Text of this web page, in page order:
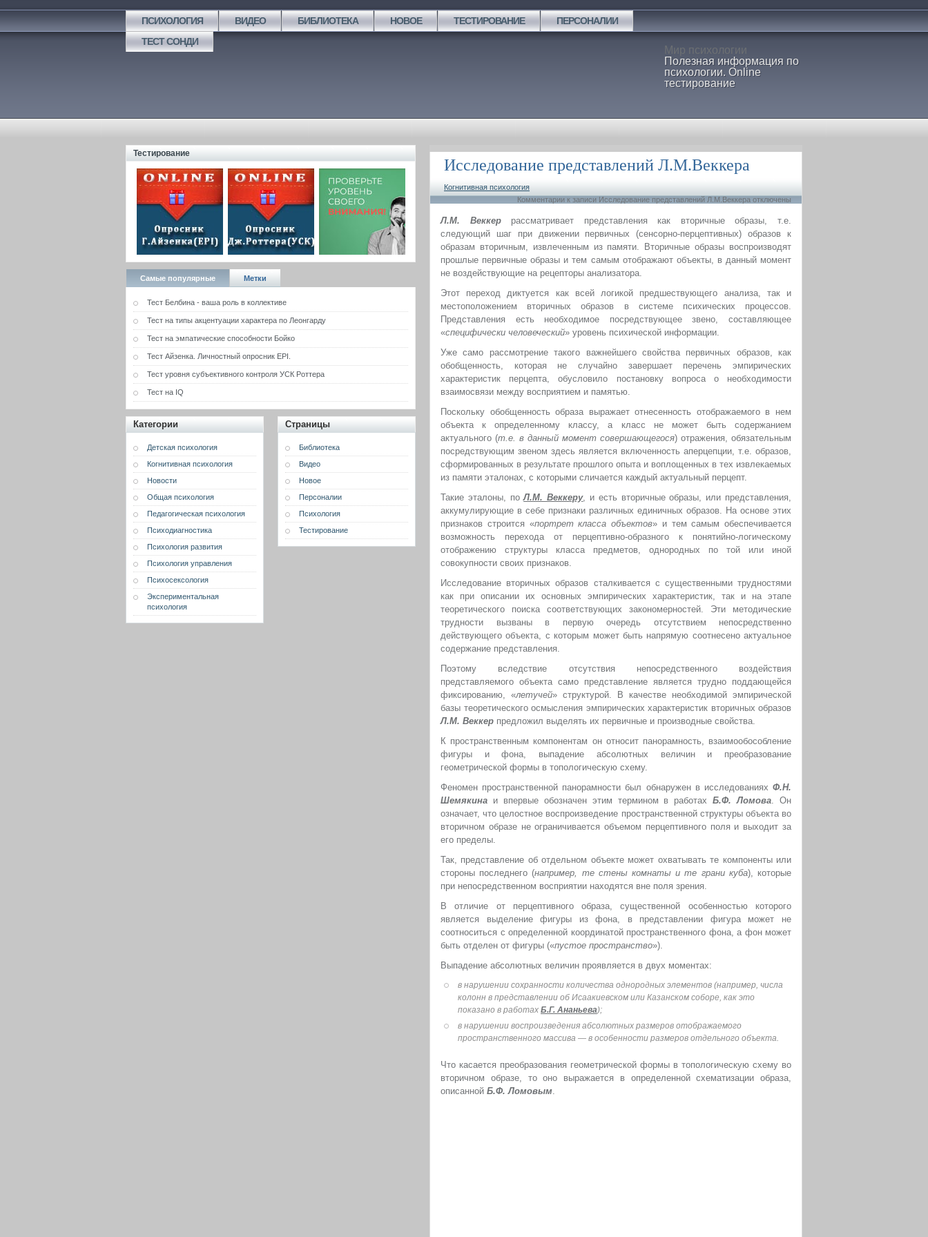
ПСИХОЛОГИЯ ВИДЕО БИБЛИОТЕКА НОВОЕ ТЕСТИРОВАНИЕ
ПЕРСОНАЛИИ
ТЕСТ СОНДИ
Мир психологии
Полезная информация по
психологии. Online
тестирование
Исследование представлений Л.М.Веккера
Когнитивная психология
Комментарии к записи Исследование представлений Л.М.Веккера отключены
Л.М. Веккеррассматривает представления как вторичные образы, т.е.
следующий шаг при движении первичных (сенсорно-перцептивных) образов к
образам вторичным, извлеченным из памяти. Вторичные образы воспроизводят
прошлые первичные образы и тем самым отображают объекты, в данный момент
не воздействующие на рецепторы анализатора.
Этот переход диктуется как всей логикой предшествующего анализа, так и
местоположением вторичных образов в системе психических процессов.
Представления есть необходимое посредствующее звено, составляющее
«специфически человеческий» уровень психической информации.
Уже само рассмотрение такого важнейшего свойства первичных образов, как
обобщенность, которая не случайно завершает перечень эмпирических
характеристик перцепта, обусловило постановку вопроса о необходимости
взаимосвязи между восприятием и памятью.
Поскольку обобщенность образа выражает отнесенность отображаемого в нем
объекта к определенному классу, а класс не может быть содержанием
актуального (т.е. в данный момент совершающегося) отражения, обязательным
посредствующим звеном здесь является включенность аперцепции, т.е. образов,
сформированных в результате прошлого опыта и воплощенных в тех извлекаемых
из памяти эталонах, с которыми сличается каждый актуальный перцепт.
Такие эталоны, поЛ.М. Веккеру, и есть вторичные образы, или представления,
аккумулирующие в себе признаки различных единичных образов. На основе этих
признаков строится «портрет класса объектов» и тем самым обеспечивается
возможность перехода от перцептивно-образного к понятийно-логическому
отображению структуры класса предметов, однородных по той или иной
совокупности своих признаков.
Исследование вторичных образов сталкивается с существенными трудностями
как при описании их основных эмпирических характеристик, так и на этапе
теоретического поиска соответствующих закономерностей. Эти методические
трудности вызваны в первую очередь отсутствием непосредственно
действующего объекта, с которым может быть напрямую соотнесено актуальное
содержание представления.
Поэтому вследствие отсутствия непосредственного воздействия
представляемого объекта само представление является трудно поддающейся
фиксированию, «летучей» структурой. В качестве необходимой эмпирической
базы теоретического осмысления эмпирических характеристик вторичных образов
Л.М. Веккер предложил выделять их первичные и производные свойства.
К пространственным компонентам он относит панорамность, взаимообособление
фигуры и фона, выпадение абсолютных величин и преобразование
геометрической формы в топологическую схему.
Феномен пространственной панорамности был обнаружен в исследованиях Ф.Н.
Шемякина и впервые обозначен этим термином в работахБ.Ф. Ломова. Он
означает, что целостное воспроизведение пространственной структуры объекта во
вторичном образе не ограничивается объемом перцептивного поля и выходит за
его пределы.
Так, представление об отдельном объекте может охватывать те компоненты или
стороны последнего (например, те стены комнаты и те грани куба), которые
при непосредственном восприятии находятся вне поля зрения.
В отличие от перцептивного образа, существенной особенностью которого
является выделение фигуры из фона, в представлении фигура может не
соотноситься с определенной координатой пространственного фона, а фон может
быть отделен от фигуры («пустое пространство»).
Выпадение абсолютных величин проявляется в двух моментах:
в нарушении сохранности количества однородных элементов (например, числа
колонн в представлении об Исаакиевском или Казанском соборе, как это
показано в работах Б.Г. Ананьева);
в нарушении воспроизведения абсолютных размеров отображаемого
пространственного массива — в особенности размеров отдельного объекта.
Что касается преобразования геометрической формы в топологическую схему во
вторичном образе, то оно выражается в определенной схематизации образа,
описанной Б.Ф. Ломовым.
Тестирование
Самые популярные Метки
Тест Белбина - ваша роль в коллективе
Тест на типы акцентуации характера по Леонгарду
Тест на эмпатические способности Бойко
Тест Айзенка. Личностный опросник EPI.
Тест уровня субъективного контроля УСК Роттера
Тест на IQ
Категории
Детская психология
Когнитивная психология
Новости
Общая психология
Педагогическая психология
Психодиагностика
Психология развития
Психология управления
Психосексология
Экспериментальная
психология
Страницы
Библиотека
Видео
Новое
Персоналии
Психология
Тестирование